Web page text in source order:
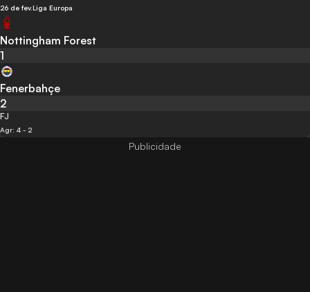
26 de fev.Liga Europa
Nottingham Forest
1
Fenerbahçe
2
FJ
Agr: 4 - 2